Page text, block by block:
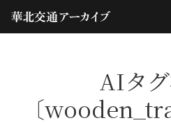
AIタ
〔